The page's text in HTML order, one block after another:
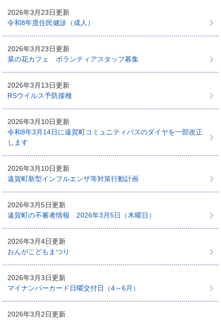
2026年3月23日更新
令和8年度住民健診（成人）
2026年3月23日更新
菜の花カフェ ボランティアスタッフ募集
2026年3月13日更新
RSウイルス予防接種
2026年3月10日更新
令和8年3月14日に遠賀町コミュニティバスのダイヤを一部改正
します
2026年3月10日更新
遠賀町新型インフルエンザ等対策行動計画
2026年3月5日更新
遠賀町の不審者情報 2026年3月5日（木曜日）
2026年3月4日更新
おんがこどもまつり
2026年3月3日更新
マイナンバーカード日曜交付日（4～6月）
2026年3月2日更新